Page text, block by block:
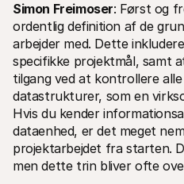
Simon Freimoser: Først og
ordentlig definition af de
arbejder med. Dette
specifikke projektmål, samt
tilgang ved at kontrollere
datastrukturer, som en
Hvis du kender
dataenhed, er det meget
projektarbejdet fra starten.
men dette trin bliver ofte